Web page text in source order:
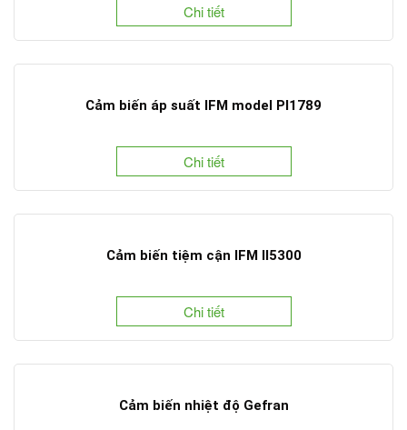
Chi tiết
Cảm biến áp suất IFM model PI1789
Chi tiết
Cảm biến tiệm cận IFM II5300
Chi tiết
Cảm biến nhiệt độ Gefran